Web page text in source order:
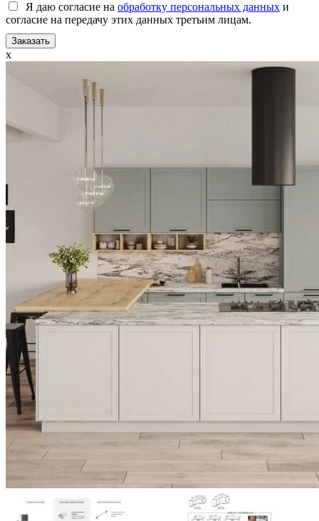
Я даю согласие на обработку персональных данных и
согласие на передачу этих данных третьим лицам.
x